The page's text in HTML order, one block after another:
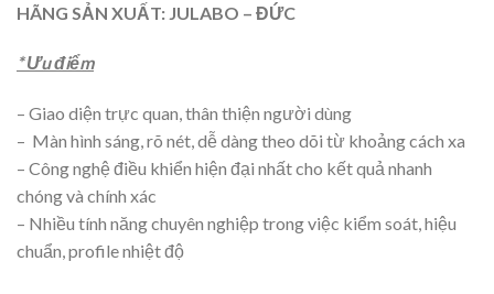
HÃNG SẢN XUẤT: JULABO – ĐỨC
* Ưu điểm
– Giao diện trực quan, thân thiện người dùng
– Màn hình sáng, rõ nét, dễ dàng theo dõi từ khoảng cách xa
– Công nghệ điều khiển hiện đại nhất cho kết quả nhanh
chóng và chính xác
– Nhiều tính năng chuyên nghiệp trong việc kiểm soát, hiệu
chuẩn, profile nhiệt độ